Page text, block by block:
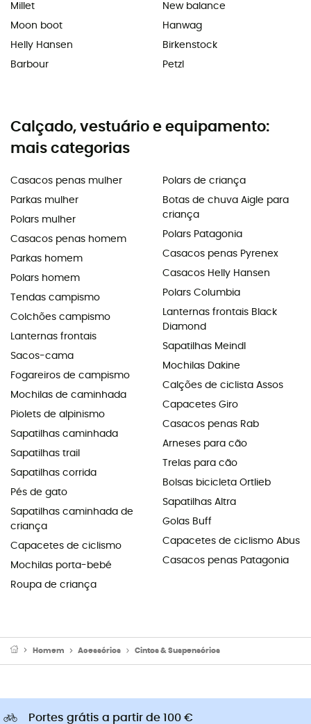
Millet
Moon boot
Helly Hansen
Barbour
New balance
Hanwag
Birkenstock
Petzl
Calçado, vestuário e equipamento:
mais categorias
Casacos penas mulher
Parkas mulher
Polars mulher
Casacos penas homem
Parkas homem
Polars homem
Tendas campismo
Colchões campismo
Lanternas frontais
Sacos-cama
Fogareiros de campismo
Mochilas de caminhada
Piolets de alpinismo
Sapatilhas caminhada
Sapatilhas trail
Sapatilhas corrida
Pés de gato
Sapatilhas caminhada de
criança
Capacetes de ciclismo
Mochilas porta-bebé
Roupa de criança
Polars de criança
Botas de chuva Aigle para
criança
Polars Patagonia
Casacos penas Pyrenex
Casacos Helly Hansen
Polars Columbia
Lanternas frontais Black
Diamond
Sapatilhas Meindl
Mochilas Dakine
Calções de ciclista Assos
Capacetes Giro
Casacos penas Rab
Arneses para cão
Trelas para cão
Bolsas bicicleta Ortlieb
Sapatilhas Altra
Golas Buff
Capacetes de ciclismo Abus
Casacos penas Patagonia
Homem Acessórios Cintos & Suspensórios
Portes grátis a partir de 100 €